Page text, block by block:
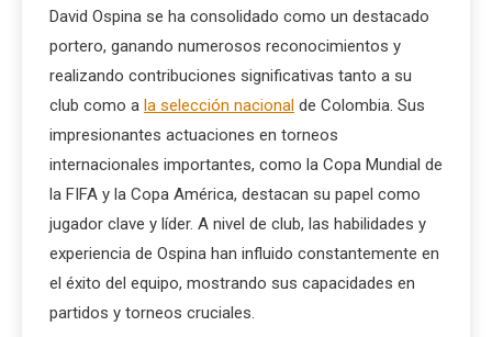
David Ospina se ha consolidado como un destacado
portero, ganando numerosos reconocimientos y
realizando contribuciones significativas tanto a su
club como a la selección nacional de Colombia. Sus
impresionantes actuaciones en torneos
internacionales importantes, como la Copa Mundial de
la FIFA y la Copa América, destacan su papel como
jugador clave y líder. A nivel de club, las habilidades y
experiencia de Ospina han influido constantemente en
el éxito del equipo, mostrando sus capacidades en
partidos y torneos cruciales.